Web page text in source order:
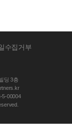
수집거부
딩 3층
5-00004